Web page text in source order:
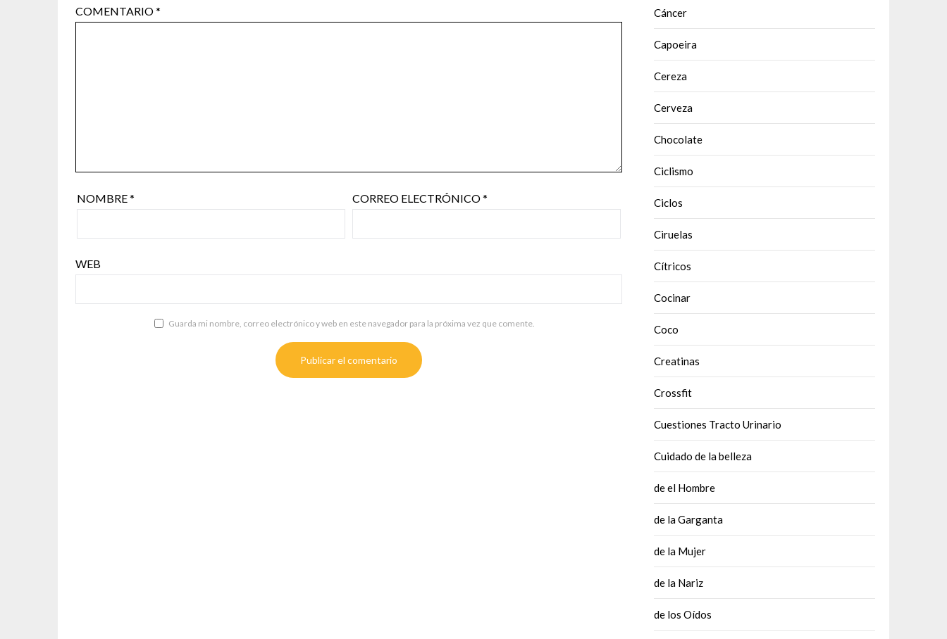
COMENTARIO*
NOMBRE* CORREO ELECTRÓNICO*
WEB
Guarda mi nombre, correo electrónico y web en este navegador para la próxima vez que comente.
Cáncer
Capoeira
Cereza
Cerveza
Chocolate
Ciclismo
Ciclos
Ciruelas
Cítricos
Cocinar
Coco
Creatinas
Crossfit
Cuestiones Tracto Urinario
Cuidado de la belleza
de el Hombre
de la Garganta
de la Mujer
de la Nariz
de los Oídos